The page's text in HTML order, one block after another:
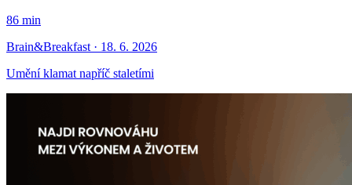
86 min
Brain&Breakfast · 18. 6. 2026
Umění klamat napříč staletími